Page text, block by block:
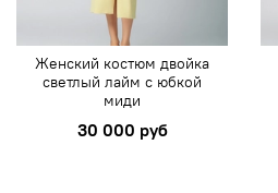
Женский костюм двойка
светлый лайм с юбкой
миди
30 000 руб